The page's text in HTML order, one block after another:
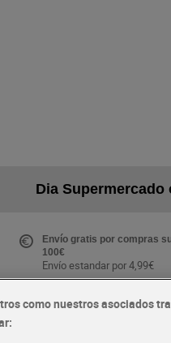
Dia Supermercado
Envío gratis por compras
100€
Envío estandar por 4,99€
como nuestros asociados